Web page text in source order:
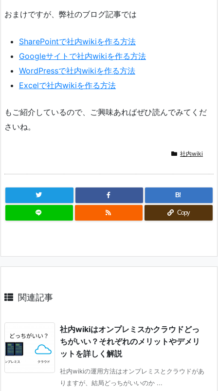
おまけですが、弊社のブログ記事では
SharePointで社内wikiを作る方法
Googleサイトで社内wikiを作る方法
WordPressで社内wikiを作る方法
Excelで社内wikiを作る方法
もご紹介しているので、ご興味あればぜひ読んでみてくだ
さいね。
社内wiki
B!
Copy
関連記事
社内wikiはオンプレミスかクラウドどっ
ちがいい？それぞれのメリットやデメリ
ットを詳しく解説
社内wikiの運用方法はオンプレミスとクラウドがあ
りますが、結局どっちがいいのか ...